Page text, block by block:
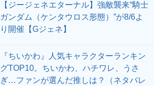
【ジージェネエターナル】強敵襲来“騎士
ガンダム（ケンタウロス形態）”が8/6よ
り開催【Gジェネ】
『ちいかわ』人気キャラクターランキン
グTOP10。ちいかわ、ハチワレ、うさ
ぎ…ファンが選んだ推しは？（ネタバレ